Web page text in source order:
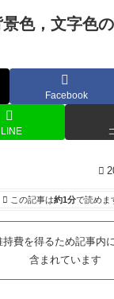
色，文字色
Facebook
LINE
この記事は約1分で読めま
費を得るため記事内
含まれています